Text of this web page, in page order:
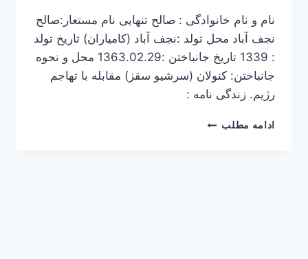
نام و نام خانوادگی : صالح تنهایی نام مستعار:صالح
نجف آباد محل تولد :نجف آباد (کامیاران) تاریخ تولد
: 1339 تاریخ جانباختن :1363.02.29 محل و نحوه
جانباختن: کنولان (سرشیو سقز) مقابله با تهاجم
رژیم. زندگی نامه :
ادامه مطلب صالح